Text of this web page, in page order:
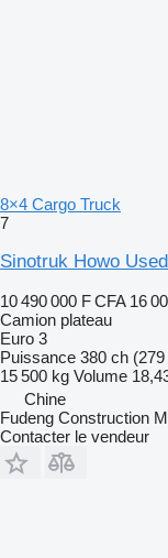
8×4 Cargo Truck
7
Sinotruk Howo
10 490 000 F CFA 16
Camion plateau
Euro 3
Puissance 380 ch
15 500 kg Volume
Chine
Fudeng Construction
Contacter le vendeur